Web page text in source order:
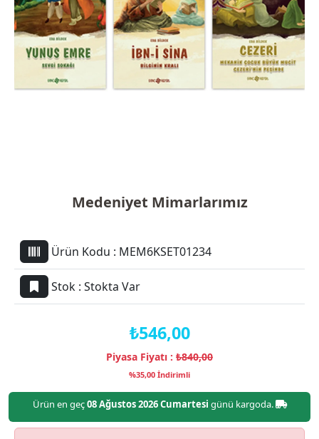
Medeniyet Mimarlarımız
Ürün Kodu : MEM6KSET01234
Stok : Stokta Var
₺546,00
Piyasa Fiyatı : ₺840,00
%35,00 İndirimli
Ürün en geç08 Ağustos 2026 Cumartesi günü kargoda.